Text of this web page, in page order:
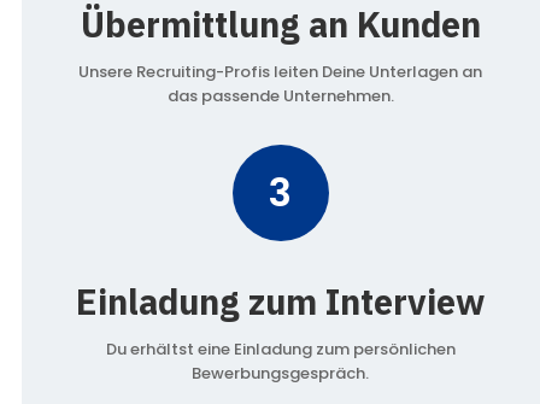
Übermittlung an Kunden
Unsere Recruiting-Profis leiten Deine Unterlagen an
das passende Unternehmen.
3
Einladung zum Interview
Du erhältst eine Einladung zum persönlichen
Bewerbungsgespräch.